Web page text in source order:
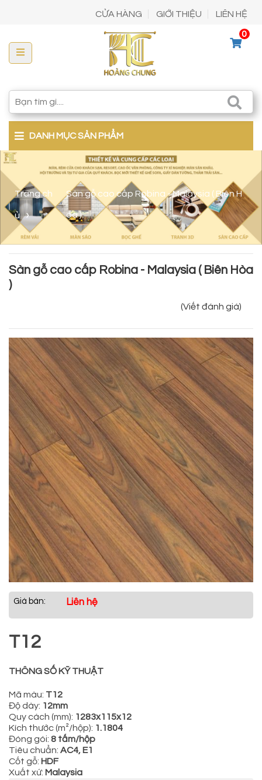
CỬA HÀNG GIỚI THIỆU LIÊN HỆ
0
DANH MỤC SẢN PHẨM
Trang ch
ủ
Sàn gỗ cao cấp Robina - Malaysia ( Biên H
òa )
Sàn gỗ cao cấp Robina - Malaysia ( Biên Hòa
)
(Viết đánh giá)
Giá bán: Liên hệ
T12
THÔNG SỐ KỸ THUẬT
Mã màu: T12
Độ dày: 12mm
Quy cách (mm): 1283x115x12
Kích thước (m²/hộp): 1.1804
Đóng gói: 8 tấm/hộp
Tiêu chuẩn: AC4, E1
Cốt gỗ: HDF
Xuất xứ: Malaysia